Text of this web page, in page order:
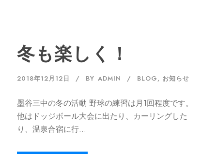
冬も楽しく！
2018年12月12日 BY ADMIN BLOG, お知らせ
墨谷三中の冬の活動 野球の練習は月1回程度です。
他はドッジボール大会に出たり、カーリングした
り、温泉合宿に行...